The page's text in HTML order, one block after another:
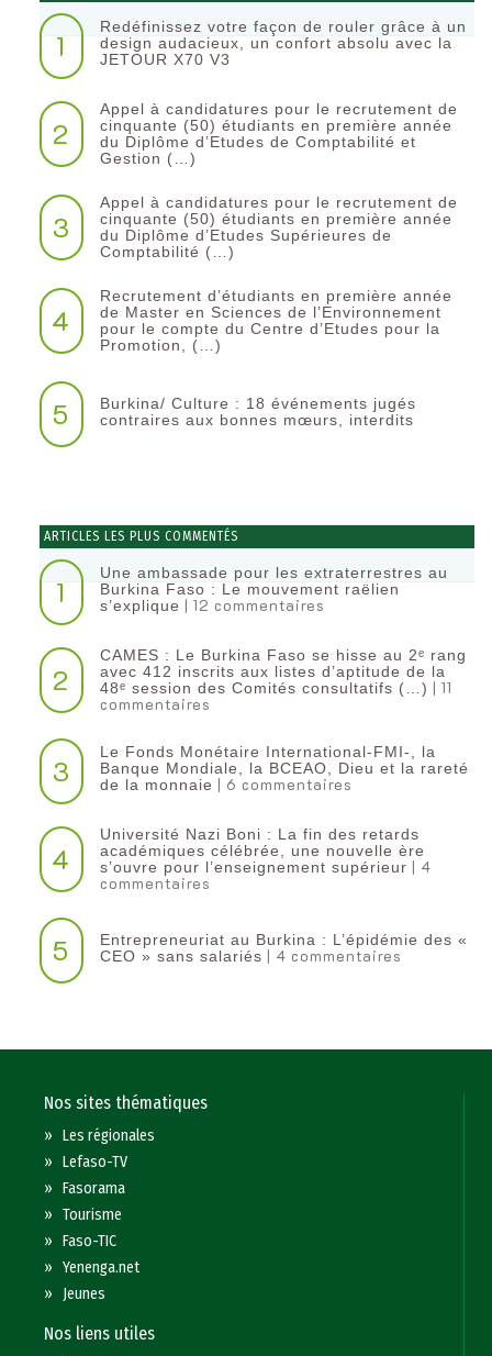
1
Redéfinissez votre façon de rouler grâce à un
design audacieux, un confort absolu avec la
JETOUR X70 V3
2
Appel à candidatures pour le recrutement de
cinquante (50) étudiants en première année
du Diplôme d’Etudes de Comptabilité et
Gestion (…)
3
Appel à candidatures pour le recrutement de
cinquante (50) étudiants en première année
du Diplôme d’Etudes Supérieures de
Comptabilité (…)
4
Recrutement d’étudiants en première année
de Master en Sciences de l’Environnement
pour le compte du Centre d’Etudes pour la
Promotion, (…)
5
Burkina/ Culture : 18 événements jugés
contraires aux bonnes mœurs, interdits
ARTICLES LES PLUS COMMENTÉS
1
Une ambassade pour les extraterrestres au
Burkina Faso : Le mouvement raëlien
s’explique
| 12 commentaires
2
CAMES : Le Burkina Faso se hisse au 2ᵉ rang
avec 412 inscrits aux listes d’aptitude de la
48ᵉ session des Comités consultatifs (…)
| 11
commentaires
3
Le Fonds Monétaire International-FMI-, la
Banque Mondiale, la BCEAO, Dieu et la rareté
de la monnaie
| 6 commentaires
4
Université Nazi Boni : La fin des retards
académiques célébrée, une nouvelle ère
s’ouvre pour l’enseignement supérieur | 4
commentaires
5
Entrepreneuriat au Burkina : L’épidémie des «
CEO » sans salariés | 4 commentaires
Nos sites thématiques
»Les régionales
»Lefaso-TV
»Fasorama
»Tourisme
»Faso-TIC
»Yenenga.net
» Jeunes
Nos liens utiles